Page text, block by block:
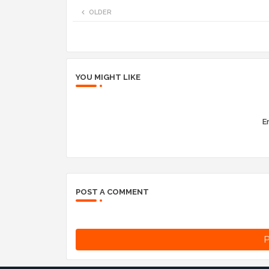
OLDER
YOU MIGHT LIKE
POST A COMMENT